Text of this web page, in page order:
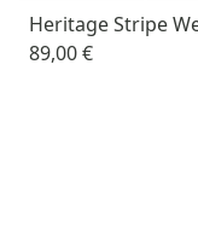
Heritage Stripe
89,00 €